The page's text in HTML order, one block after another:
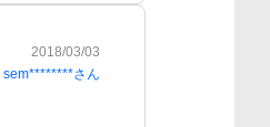
2018/03/03
sem********さん